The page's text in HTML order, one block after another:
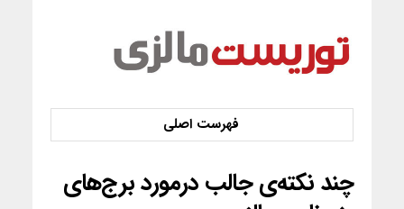
چند نکته‌ی جالب درمورد برج‌های